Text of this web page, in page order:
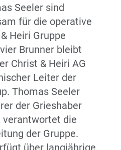
Seeler sind
für die operative
Heiri Gruppe
Brunner bleibt
Christ & Heiri AG
Leiter der
Thomas Seeler
der Grieshaber
verantwortet die
der Gruppe.
über langjährige,